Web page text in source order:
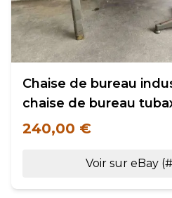
Chaise de bureau
chaise de bureau
240,00 €
Voir sur eBay